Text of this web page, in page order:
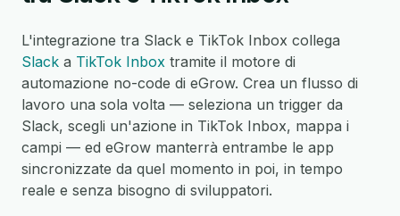
L'integrazione tra Slack e TikTok Inbox collega
Slack a TikTok Inbox tramite il motore di
automazione no-code di eGrow. Crea un flusso di
lavoro una sola volta — seleziona un trigger da
Slack, scegli un'azione in TikTok Inbox, mappa i
campi — ed eGrow manterrà entrambe le app
sincronizzate da quel momento in poi, in tempo
reale e senza bisogno di sviluppatori.